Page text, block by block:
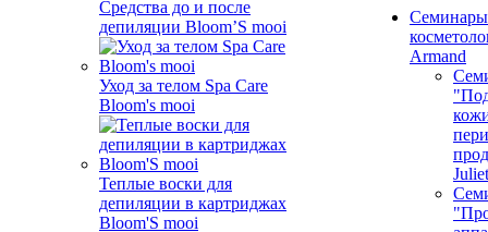
Средства до и после
депиляции Bloom’S mooi
Уход за телом Spa Care
Bloom's mooi
Теплые воски для
депиляции в картриджах
Bloom'S mooi
Armand